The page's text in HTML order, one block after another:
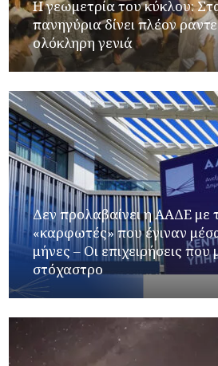
Η γεωμετρία του κύκλου:
πανηγύρια δίνει πλέον
ολόκληρη γενιά
Δεν προλαβαίνει η ΑΑΔΕ με
«καρφωτές» που έγιναν
μήνες – Οι επιχειρήσεις
στόχαστρο